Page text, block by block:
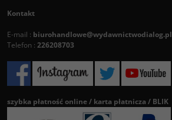
Kontakt
E-mail : biurohandlowe@wydawnictwodialog.pl
Telefon : 226208703
szybka płatność online / karta płatnicza / BLIK